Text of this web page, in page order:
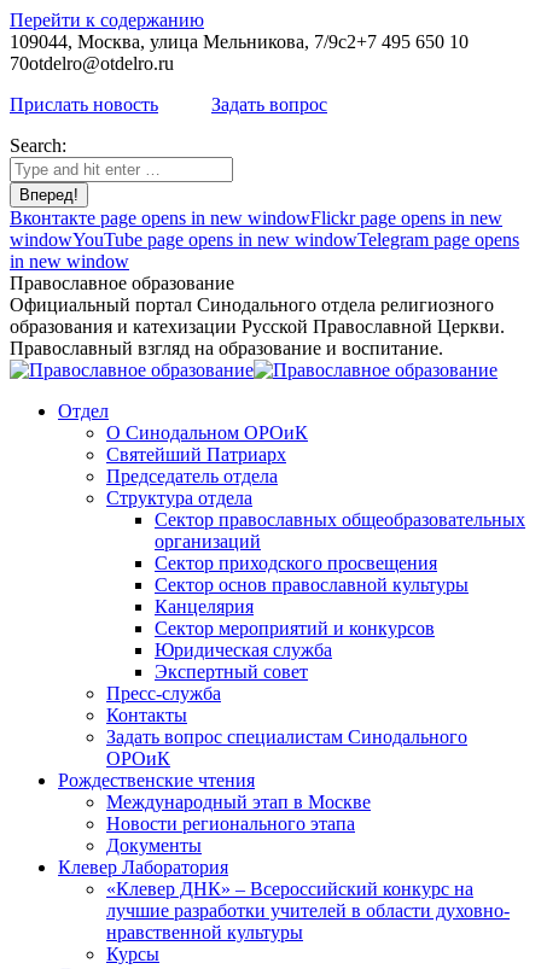
Перейти к содержанию
109044, Москва, улица Мельникова, 7/9с2+7 495 650 10
70otdelro@otdelro.ru
Прислать новость
Задать вопрос
Search:
Вконтакте page opens in new windowFlickr page opens in new
windowYouTube page opens in new windowTelegram page opens
in new window
Православное образование
Официальный портал Синодального отдела религиозного
образования и катехизации Русской Православной Церкви.
Православный взгляд на образование и воспитание.
Отдел
О Синодальном ОРОиК
Святейший Патриарх
Председатель отдела
Структура отдела
Сектор православных общеобразовательных
организаций
Сектор приходского просвещения
Сектор основ православной культуры
Канцелярия
Сектор мероприятий и конкурсов
Юридическая служба
Экспертный совет
Пресс-служба
Контакты
Задать вопрос специалистам Синодального
ОРОиК
Рождественские чтения
Международный этап в Москве
Новости регионального этапа
Документы
Клевер Лаборатория
«Клевер ДНК» – Всероссийский конкурс на
лучшие разработки учителей в области духовно-
нравственной культуры
Курсы